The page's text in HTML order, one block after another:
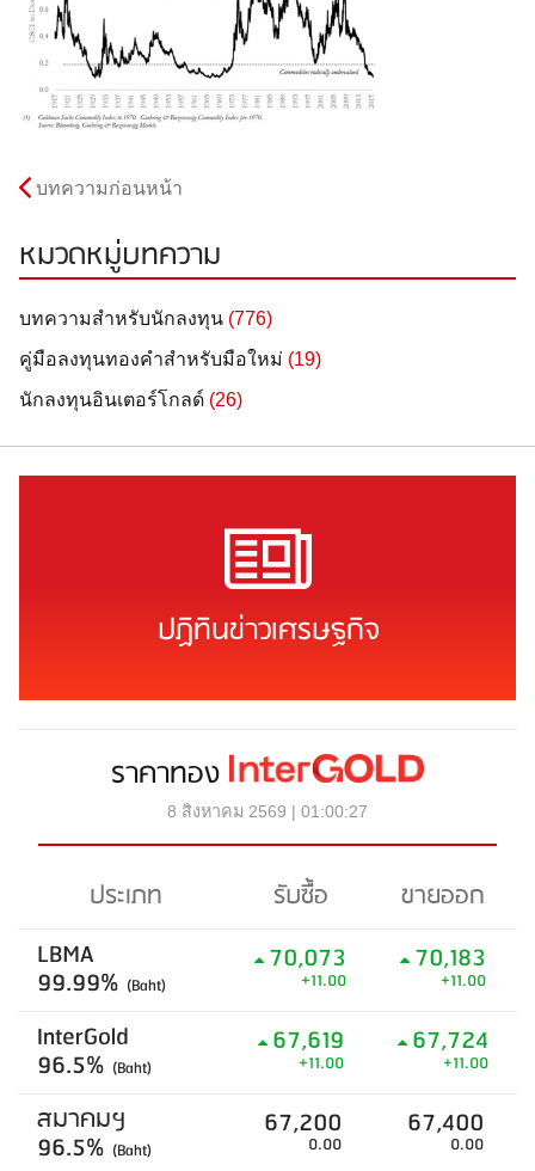
บทความก่อนหน้า
หมวดหมู่บทความ
บทความสำหรับนักลงทุน (776)
คู่มือลงทุนทองคำสำหรับมือใหม่ (19)
นักลงทุนอินเตอร์โกลด์ (26)
ปฏิทินข่าวเศรษฐกิจ
ราคาทอง
8 สิงหาคม 2569 | 01:00:27
ประเภท รับซื้อ
ขายออก
LBMA
99.99% (Baht)
70,073
+11.00
70,183
+11.00
InterGold
96.5% (Baht)
67,619
+11.00
67,724
+11.00
สมาคมฯ
96.5% (Baht)
67,200
0.00
67,400
0.00